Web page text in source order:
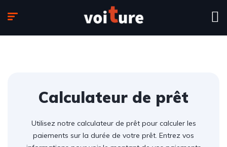
Calculateur de prêt
Utilisez notre calculateur de prêt pour calculer les
paiements sur la durée de votre prêt. Entrez vos